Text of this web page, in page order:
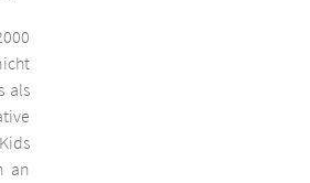
als
an